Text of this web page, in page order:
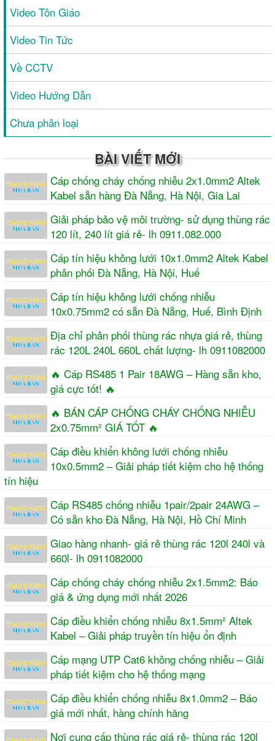
Video Tôn Giáo
Video Tin Tức
Về CCTV
Video Hướng Dẫn
Chưa phân loại
BÀI VIẾT MỚI
Cáp chống cháy chống nhiễu 2x1.0mm2 Altek
Kabel sẵn hàng Đà Nẵng, Hà Nội, Gia Lai
Giải pháp bảo vệ môi trường- sử dụng thùng rác
120 lít, 240 lít giá rẻ- lh 0911.082.000
Cáp tín hiệu không lưới 10x1.0mm2 Altek Kabel
phân phối Đà Nẵng, Hà Nội, Huế
Cáp tín hiệu không lưới chống nhiễu
10x0.75mm2 có sẵn Đà Nẵng, Huế, Bình Định
Địa chỉ phân phối thùng rác nhựa giá rẻ, thùng
rác 120L 240L 660L chất lượng- lh 0911082000
🔥 Cáp RS485 1 Pair 18AWG – Hàng sẵn kho,
giá cực tốt! 🔥
🔥 BÁN CÁP CHỐNG CHÁY CHỐNG NHIỄU
2x0.75mm² GIÁ TỐT 🔥
Cáp điều khiển không lưới chống nhiễu
10x0.5mm2 – Giải pháp tiết kiệm cho hệ thống
tín hiệu
Cáp RS485 chống nhiễu 1pair/2pair 24AWG –
Có sẵn kho Đà Nẵng, Hà Nội, Hồ Chí Minh
Giao hàng nhanh- giá rẻ thùng rác 120l 240l và
660l- lh 0911082000
Cáp chống cháy chống nhiễu 2x1.5mm2: Báo
giá & ứng dụng mới nhất 2026
Cáp điều khiển chống nhiễu 8x1.5mm² Altek
Kabel – Giải pháp truyền tín hiệu ổn định
Cáp mạng UTP Cat6 không chống nhiễu – Giải
pháp tiết kiệm cho hệ thống mạng
Cáp điều khiển chống nhiễu 8x1.0mm2 – Báo
giá mới nhất, hàng chính hãng
Nơi cung cấp thùng rác giá rẻ- thùng rác 120l